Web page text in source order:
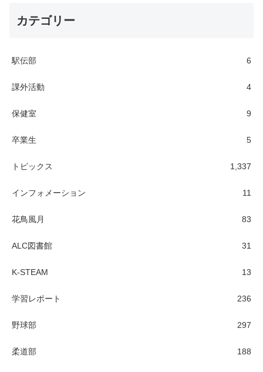
カテゴリー
駅伝部 6
課外活動 4
保健室 9
卒業生 5
トピックス 1,337
インフォメーション 11
花鳥風月 83
ALC図書館 31
K-STEAM 13
学習レポート 236
野球部 297
柔道部 188